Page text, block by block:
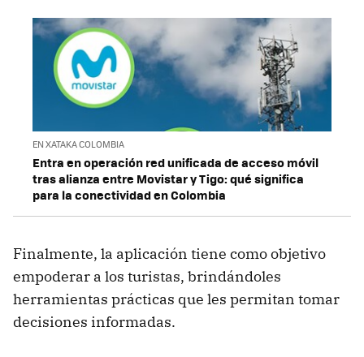
EN XATAKA COLOMBIA
Entra en operación red unificada de acceso móvil
tras alianza entre Movistar y Tigo: qué significa
para la conectividad en Colombia
Finalmente, la aplicación tiene como objetivo
empoderar a los turistas, brindándoles
herramientas prácticas que les permitan tomar
decisiones informadas.